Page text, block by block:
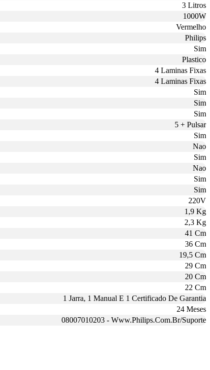
3 Litros
1000W
Vermelho
Philips
Sim
Plastico
4 Laminas Fixas
4 Laminas Fixas
Sim
Sim
Sim
5 + Pulsar
Sim
Nao
Sim
Nao
Sim
Sim
220V
1,9 Kg
2,3 Kg
41 Cm
36 Cm
19,5 Cm
29 Cm
20 Cm
22 Cm
1 Jarra, 1 Manual E 1 Certificado De Garantia
24 Meses
08007010203 - Www.Philips.Com.Br/Suporte